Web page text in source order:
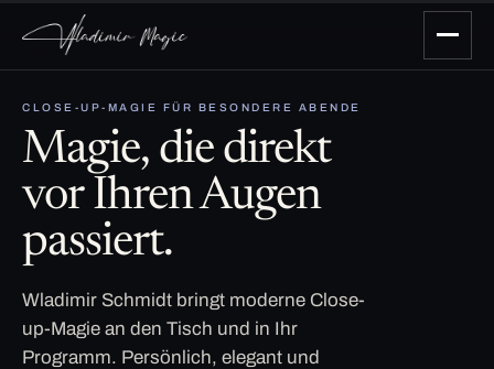
CLOSE-UP-MAGIE FÜR BESONDERE ABENDE
Magie, die direkt
vor Ihren Augen
passiert.
Wladimir Schmidt bringt moderne Close-
up-Magie an den Tisch und in Ihr
Programm. Persönlich, elegant und